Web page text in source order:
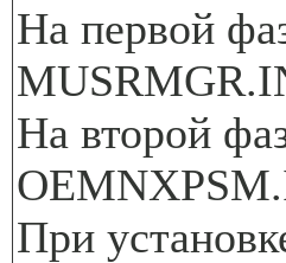
На первой
На второй
При